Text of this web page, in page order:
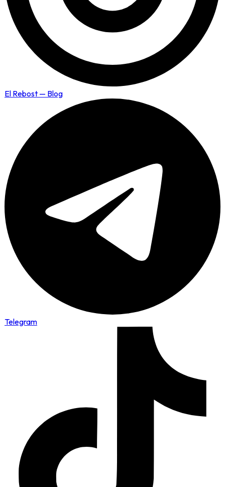
El Rebost — Blog
Telegram